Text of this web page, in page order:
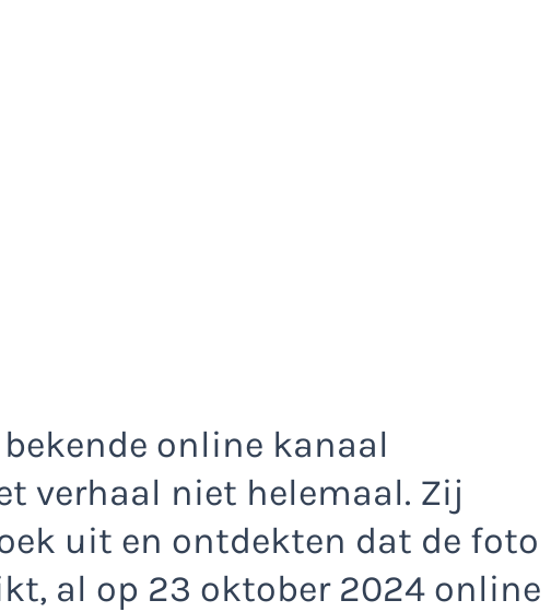
online kanaal
verhaal niet helemaal. Zij
uit en ontdekten dat de foto
al op 23 oktober 2024 online